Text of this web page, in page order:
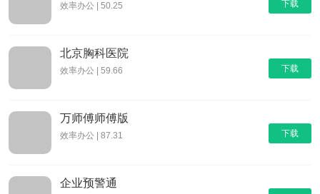
下载
效率办公 | 50.25
下载
北京胸科医院
效率办公 | 59.66
下载
万师傅师傅版
效率办公 | 87.31
企业预警通